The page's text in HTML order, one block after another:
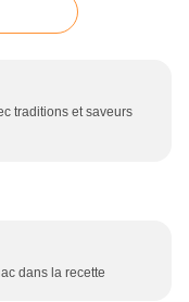
traditions et saveurs
dans la recette